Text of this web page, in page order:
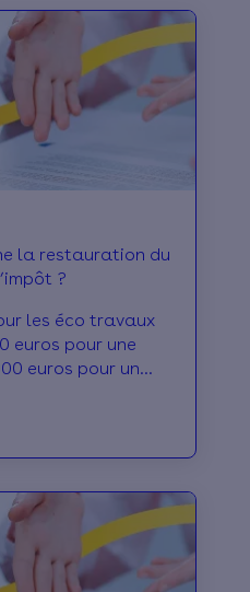
la restauration du
?
les éco travaux
euros pour une
euros pour un